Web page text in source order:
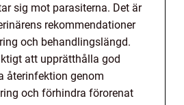
sig mot parasiterna. Det är
rekommendationer
och behandlingslängd.
att upprätthålla god
återinfektion genom
och förhindra förorenat